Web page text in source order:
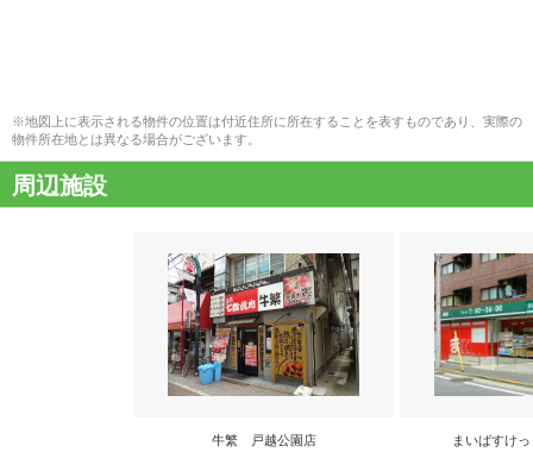
※地図上に表示される物件の位置は付近住所に所在することを表すものであり、実際の
物件所在地とは異なる場合がございます。
周辺施設
牛繁 戸越公園店 まいばすけ